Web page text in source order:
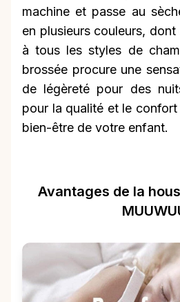
machine et passe au
en plusieurs couleurs,
à tous les styles de
brossée procure une
de légèreté pour des
pour la qualité et le
bien-être de votre enfant.
Avantages de la